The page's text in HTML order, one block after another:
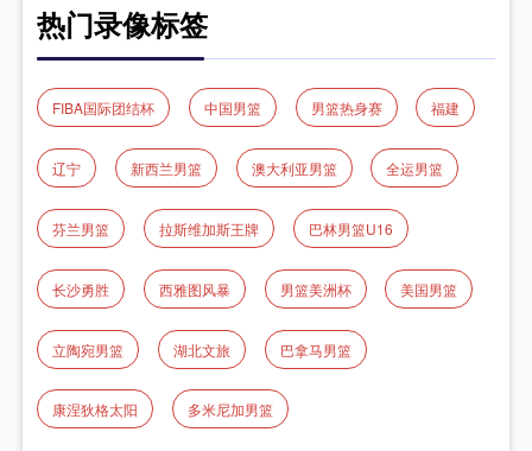
热门录像标签
FIBA国际团结杯 中国男篮 男篮热身赛 福建
辽宁 新西兰男篮 澳大利亚男篮 全运男篮
芬兰男篮 拉斯维加斯王牌 巴林男篮U16
长沙勇胜 西雅图风暴 男篮美洲杯 美国男篮
立陶宛男篮 湖北文旅 巴拿马男篮
康涅狄格太阳 多米尼加男篮